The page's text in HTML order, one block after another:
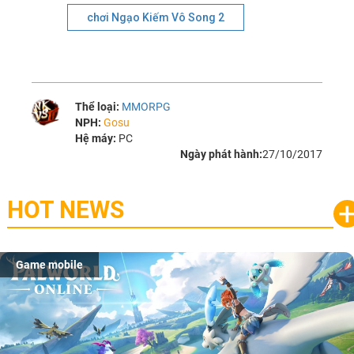
chơi Ngạo Kiếm Vô Song 2
Thể loại: MMORPG
NPH:Gosu
Hệ máy: PC
Ngày phát hành:27/10/2017
HOT NEWS
Game mobile